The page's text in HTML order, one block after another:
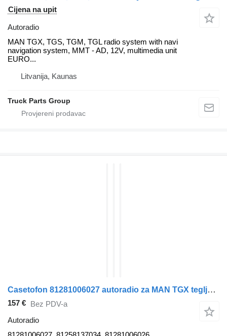
Cijena na upit
Autoradio
MAN TGX, TGS, TGM, TGL radio system with navi
navigation system, MMT - AD, 12V, multimedia unit
EURO...
Litvanija, Kaunas
Truck Parts Group
Casetofon 81281006027 autoradio za MAN TGX tegljača
157 € Bez PDV-a
Autoradio